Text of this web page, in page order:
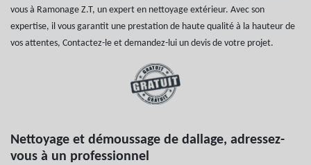
vous à Ramonage Z.T, un expert en nettoyage extérieur. Avec son
expertise, il vous garantit une prestation de haute qualité à la hauteur de
vos attentes, Contactez-le et demandez-lui un devis de votre projet.
Nettoyage et démoussage de dallage, adressez-
vous à un professionnel